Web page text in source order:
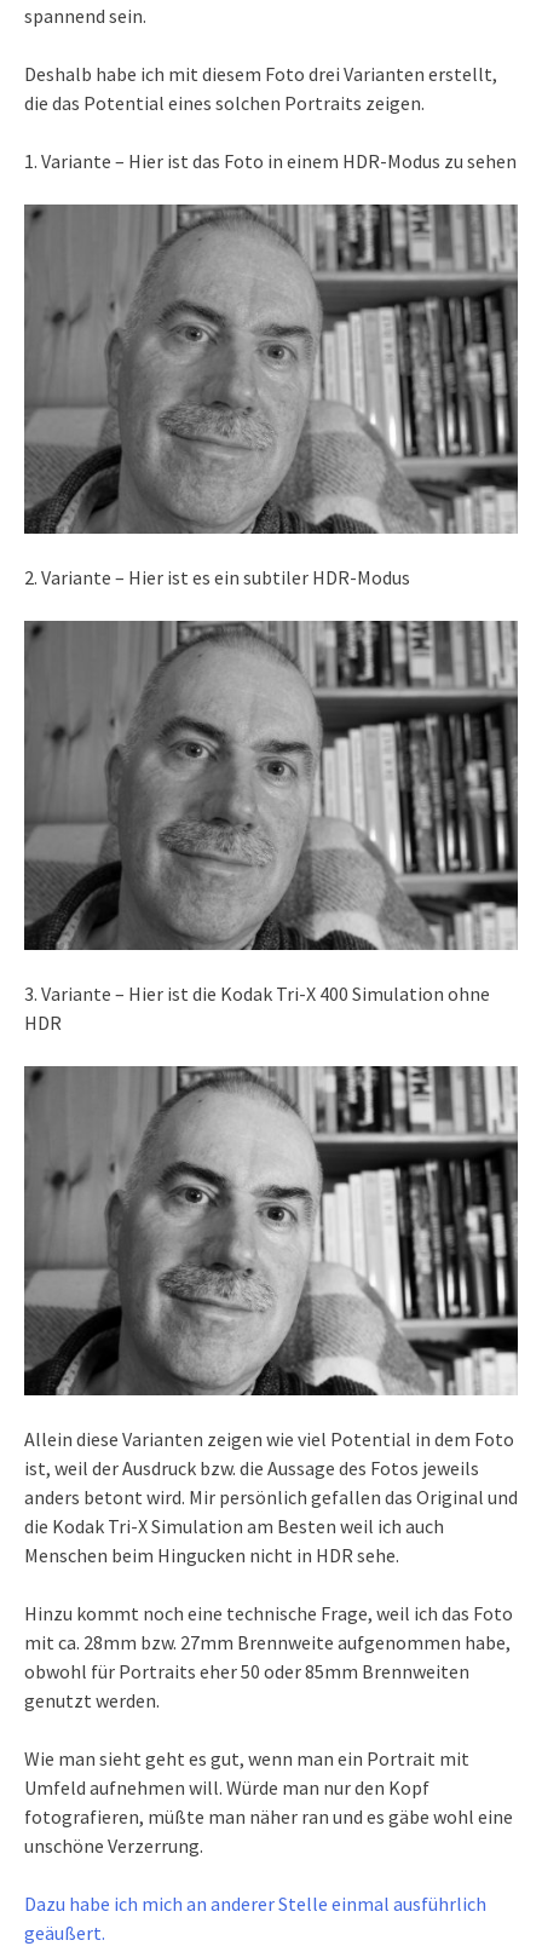
spannend sein.
Deshalb habe ich mit diesem Foto drei Varianten erstellt,
die das Potential eines solchen Portraits zeigen.
1. Variante – Hier ist das Foto in einem HDR-Modus zu sehen
2. Variante – Hier ist es ein subtiler HDR-Modus
3. Variante – Hier ist die Kodak Tri-X 400 Simulation ohne
HDR
Allein diese Varianten zeigen wie viel Potential in dem Foto
ist, weil der Ausdruck bzw. die Aussage des Fotos jeweils
anders betont wird. Mir persönlich gefallen das Original und
die Kodak Tri-X Simulation am Besten weil ich auch
Menschen beim Hingucken nicht in HDR sehe.
Hinzu kommt noch eine technische Frage, weil ich das Foto
mit ca. 28mm bzw. 27mm Brennweite aufgenommen habe,
obwohl für Portraits eher 50 oder 85mm Brennweiten
genutzt werden.
Wie man sieht geht es gut, wenn man ein Portrait mit
Umfeld aufnehmen will. Würde man nur den Kopf
fotografieren, müßte man näher ran und es gäbe wohl eine
unschöne Verzerrung.
Dazu habe ich mich an anderer Stelle einmal ausführlich
geäußert.